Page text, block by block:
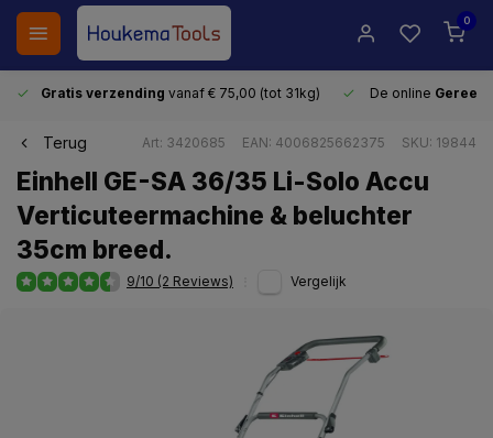
0
Gratis verzending vanaf € 75,00 (tot 31kg) De online
Terug Art: 3420685 EAN: 4006825662375 SKU: 19844
Einhell GE-SA 36/35 Li-Solo Accu
Verticuteermachine & beluchter
35cm breed.
9/10 (2 Reviews) Vergelijk